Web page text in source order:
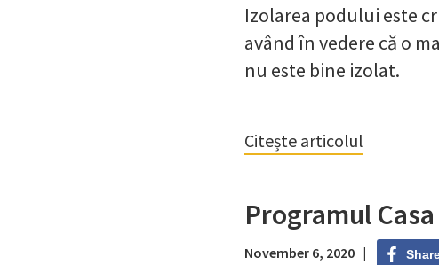
Izolarea podului este
având în vedere că o
nu este bine izolat.
Citește articolul
Programul
November 6, 2020 |